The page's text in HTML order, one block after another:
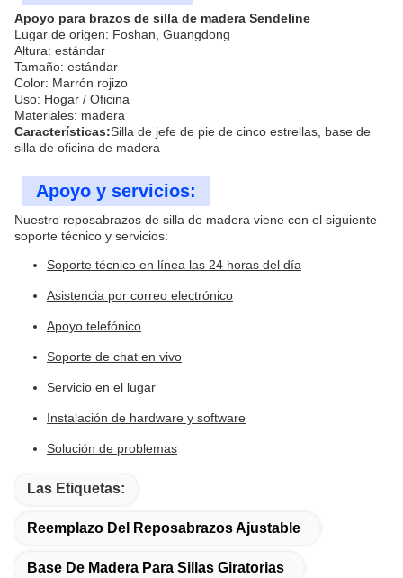
Apoyo para brazos de silla de madera Sendeline
Lugar de origen: Foshan, Guangdong
Altura: estándar
Tamaño: estándar
Color: Marrón rojizo
Uso: Hogar / Oficina
Materiales: madera
Características:Silla de jefe de pie de cinco estrellas, base de
silla de oficina de madera
Apoyo y servicios:
Nuestro reposabrazos de silla de madera viene con el siguiente
soporte técnico y servicios:
Soporte técnico en línea las 24 horas del día
Asistencia por correo electrónico
Apoyo telefónico
Soporte de chat en vivo
Servicio en el lugar
Instalación de hardware y software
Solución de problemas
Las Etiquetas:
Reemplazo Del Reposabrazos Ajustable
Base De Madera Para Sillas Giratorias